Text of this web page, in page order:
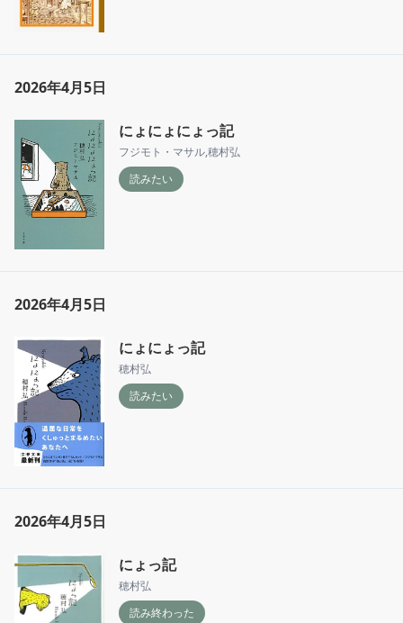
2026年4月5日
にょにょにょっ記
フジモト・マサル,穂村弘
読みたい
2026年4月5日
にょにょっ記
穂村弘
読みたい
2026年4月5日
にょっ記
穂村弘
読み終わった